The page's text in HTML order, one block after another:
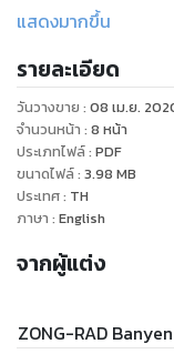
แสดงมากขึ้น
รายละเอียด
วันวางขาย : 08 เม.ย.
จำนวนหน้า : 8 หน้า
ประเภทไฟล์: PDF
ขนาดไฟล์: 3.98 MB
ประเทศ: TH
ภาษา : English
จากผู้แต่ง
ZONG-RAD Banyen